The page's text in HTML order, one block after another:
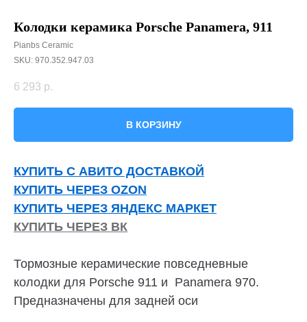
Колодки керамика Porsche Panamera, 911
Pianbs Ceramic
SKU: 970.352.947.03
6 293 р.
В КОРЗИНУ
КУПИТЬ С АВИТО ДОСТАВКОЙ
КУПИТЬ ЧЕРЕЗ OZON
КУПИТЬ ЧЕРЕЗ ЯНДЕКС МАРКЕТ
КУПИТЬ ЧЕРЕЗ ВК
Тормозные керамические повседневные
колодки для Porsche 911 и Panamera 970.
Предназначены для задней оси